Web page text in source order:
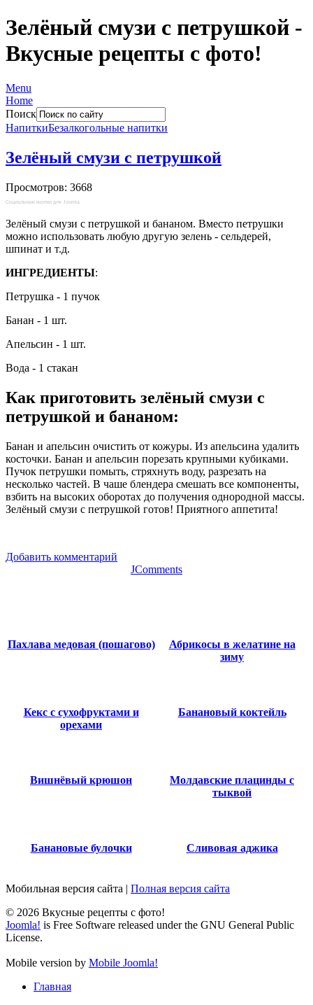
Зелёный смузи с петрушкой -
Вкусные рецепты с фото!
Menu
Home
Поиск
НапиткиБезалкогольные напитки
Зелёный смузи с петрушкой
Просмотров: 3668
Социальные кнопки для Joomla
Зелёный смузи с петрушкой и бананом. Вместо петрушки
можно использовать любую другую зелень - сельдерей,
шпинат и т.д.
ИНГРЕДИЕНТЫ:
Петрушка - 1 пучок
Банан - 1 шт.
Апельсин - 1 шт.
Вода - 1 стакан
Как приготовить зелёный смузи с
петрушкой и бананом:
Банан и апельсин очистить от кожуры. Из апельсина удалить
косточки. Банан и апельсин порезать крупными кубиками.
Пучок петрушки помыть, стряхнуть воду, разрезать на
несколько частей. В чаше блендера смешать все компоненты,
взбить на высоких оборотах до получения однородной массы.
Зелёный смузи с петрушкой готов! Приятного аппетита!
Добавить комментарий
JComments
Пахлава медовая (пошагово)
Абрикосы в желатине на
зиму
Кекс с сухофруктами и
орехами
Банановый коктейль
Вишнёвый крюшон
Молдавские плацинды с
тыквой
Банановые булочки Сливовая аджика
Мобильная версия сайта | Полная версия сайта
© 2026 Вкусные рецепты с фото!
Joomla! is Free Software released under the GNU General Public
License.
Mobile version by Mobile Joomla!
Главная